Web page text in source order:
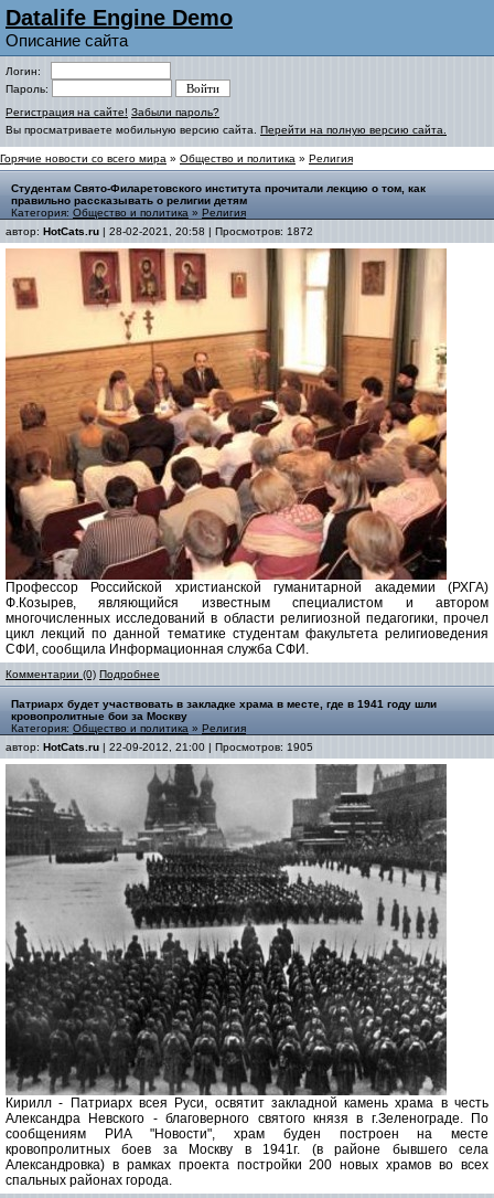
Datalife Engine Demo
Описание сайта
Логин:
Пароль:
Регистрация на сайте! Забыли пароль?
Вы просматриваете мобильную версию сайта. Перейти на полную версию сайта.
Горячие новости со всего мира » Общество и политика » Религия
Студентам Свято-Филаретовского института прочитали лекцию о том, как
правильно рассказывать о религии детям
Категория: Общество и политика » Религия
автор: HotCats.ru | 28-02-2021, 20:58 | Просмотров: 1872
Профессор Российской христианской гуманитарной академии (РХГА)
Ф.Козырев, являющийся известным специалистом и автором
многочисленных исследований в области религиозной педагогики, прочел
цикл лекций по данной тематике студентам факультета религиоведения
СФИ, сообщила Информационная служба СФИ.
Комментарии (0) Подробнее
Патриарх будет участвовать в закладке храма в месте, где в 1941 году шли
кровопролитные бои за Москву
Категория: Общество и политика » Религия
автор: HotCats.ru | 22-09-2012, 21:00 | Просмотров: 1905
Кирилл - Патриарх всея Руси, освятит закладной камень храма в честь
Александра Невского - благоверного святого князя в г.Зеленограде. По
сообщениям РИА "Новости", храм буден построен на месте
кровопролитных боев за Москву в 1941г. (в районе бывшего села
Александровка) в рамках проекта постройки 200 новых храмов во всех
спальных районах города.